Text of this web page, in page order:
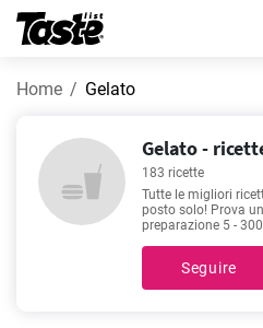
Home Gelato
Gelato -
183 ricette
Tutte le migliori
posto solo! Prova
preparazione 5 -
ingredienti indicate.
raccomandiamo
Seguire